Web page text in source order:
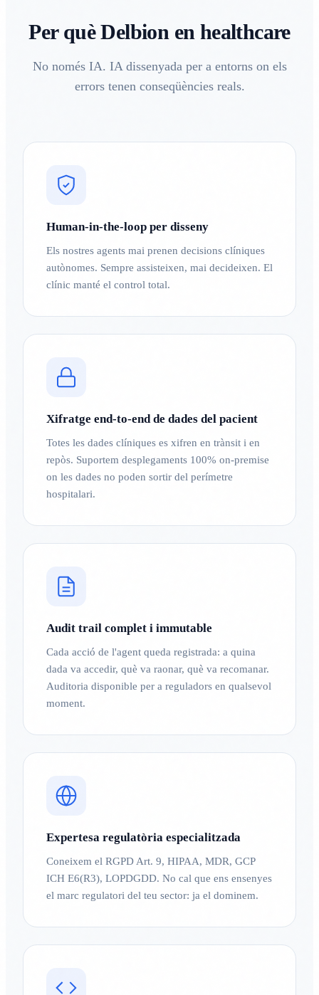
Per què Delbion en healthcare
No només IA. IA dissenyada per a entorns on els
errors tenen conseqüències reals.
Human-in-the-loop per disseny
Els nostres agents mai prenen decisions clíniques
autònomes. Sempre assisteixen, mai decideixen. El
clínic manté el control total.
Xifratge end-to-end de dades del pacient
Totes les dades clíniques es xifren en trànsit i en
repòs. Suportem desplegaments 100% on-premise
on les dades no poden sortir del perímetre
hospitalari.
Audit trail complet i immutable
Cada acció de l'agent queda registrada: a quina
dada va accedir, què va raonar, què va recomanar.
Auditoria disponible per a reguladors en qualsevol
moment.
Expertesa regulatòria especialitzada
Coneixem el RGPD Art. 9, HIPAA, MDR, GCP
ICH E6(R3), LOPDGDD. No cal que ens ensenyes
el marc regulatori del teu sector: ja el dominem.